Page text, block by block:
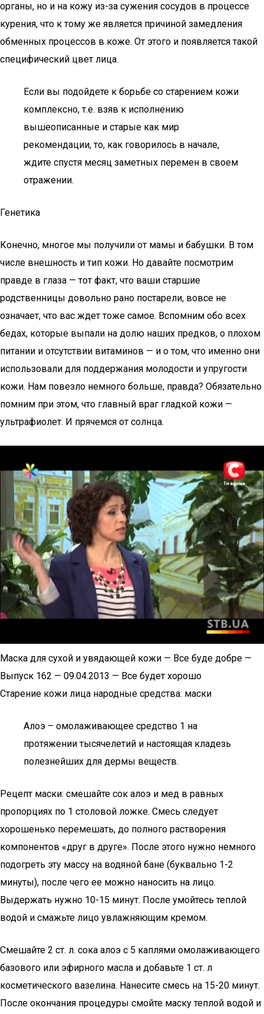
органы, но и на кожу из-за сужения сосудов в процессе
курения, что к тому же является причиной замедления
обменных процессов в коже. От этого и появляется такой
специфический цвет лица.
Если вы подойдете к борьбе со старением кожи
комплексно, т.е. взяв к исполнению
вышеописанные и старые как мир
рекомендации, то, как говорилось в начале,
ждите спустя месяц заметных перемен в своем
отражении.
Генетика
Конечно, многое мы получили от мамы и бабушки. В том
числе внешность и тип кожи. Но давайте посмотрим
правде в глаза — тот факт, что ваши старшие
родственницы довольно рано постарели, вовсе не
означает, что вас ждет тоже самое. Вспомним обо всех
бедах, которые выпали на долю наших предков, о плохом
питании и отсутствии витаминов — и о том, что именно они
использовали для поддержания молодости и упругости
кожи. Нам повезло немного больше, правда? Обязательно
помним при этом, что главный враг гладкой кожи —
ультрафиолет. И прячемся от солнца.
Маска для сухой и увядающей кожи — Все буде добре —
Выпуск 162 — 09.04.2013 — Все будет хорошо
Старение кожи лица народные средства: маски
Алоэ – омолаживающее средство 1 на
протяжении тысячелетий и настоящая кладезь
полезнейших для дермы веществ.
Рецепт маски: смешайте сок алоэ и мед в равных
пропорциях по 1 столовой ложке. Смесь следует
хорошенько перемешать, до полного растворения
компонентов «друг в друге». После этого нужно немного
подогреть эту массу на водяной бане (буквально 1-2
минуты), после чего ее можно наносить на лицо.
Выдержать нужно 10-15 минут. После умойтесь теплой
водой и смажьте лицо увлажняющим кремом.
Смешайте 2 ст. л. сока алоэ с 5 каплями омолаживающего
базового или эфирного масла и добавьте 1 ст. л
косметического вазелина. Нанесите смесь на 15-20 минут.
После окончания процедуры смойте маску теплой водой и